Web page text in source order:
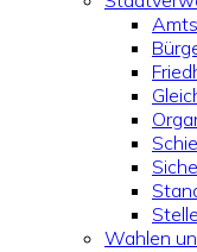
Wahlen